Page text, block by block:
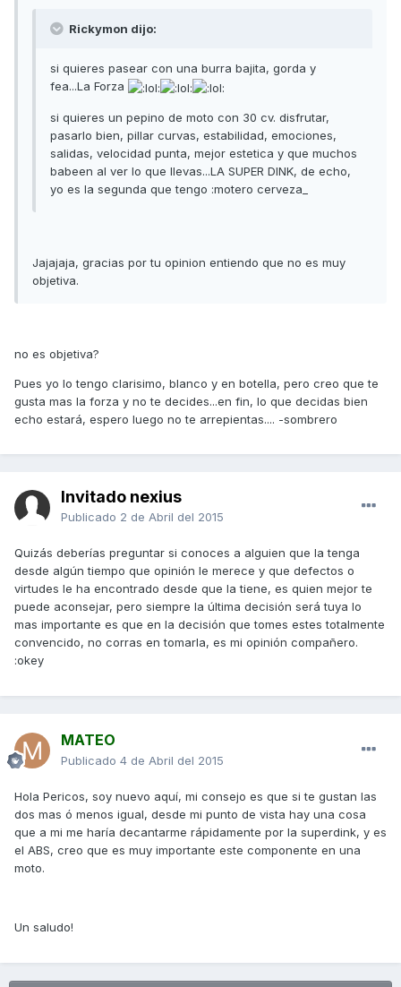
Rickymon dijo:
si quieres pasear con una burra bajita, gorda y
fea...La Forza
si quieres un pepino de moto con 30 cv. disfrutar,
pasarlo bien, pillar curvas, estabilidad, emociones,
salidas, velocidad punta, mejor estetica y que muchos
babeen al ver lo que llevas...LA SUPER DINK, de echo,
yo es la segunda que tengo :motero cerveza_
Jajajaja, gracias por tu opinion entiendo que no es muy
objetiva.
no es objetiva?
Pues yo lo tengo clarisimo, blanco y en botella, pero creo que te
gusta mas la forza y no te decides...en fin, lo que decidas bien
echo estará, espero luego no te arrepientas.... -sombrero
Invitado nexius
Publicado 2 de Abril del 2015
Quizás deberías preguntar si conoces a alguien que la tenga
desde algún tiempo que opinión le merece y que defectos o
virtudes le ha encontrado desde que la tiene, es quien mejor te
puede aconsejar, pero siempre la última decisión será tuya lo
mas importante es que en la decisión que tomes estes totalmente
convencido, no corras en tomarla, es mi opinión compañero.
:okey
MATEO
Publicado 4 de Abril del 2015
Hola Pericos, soy nuevo aquí, mi consejo es que si te gustan las
dos mas ó menos igual, desde mi punto de vista hay una cosa
que a mi me haría decantarme rápidamente por la superdink, y es
el ABS, creo que es muy importante este componente en una
moto.
Un saludo!